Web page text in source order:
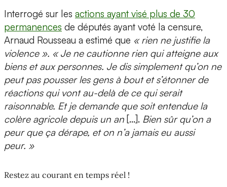
Interrogé sur les actions ayant visé plus de 30
permanences de députés ayant voté la censure,
Arnaud Rousseau a estimé que « rien ne justifie la
violence ». « Je ne cautionne rien qui atteigne aux
biens et aux personnes. Je dis simplement qu’on ne
peut pas pousser les gens à bout et s’étonner de
réactions qui vont au-delà de ce qui serait
raisonnable. Et je demande que soit entendue la
colère agricole depuis un an […]. Bien sûr qu’on a
peur que ça dérape, et on n’a jamais eu aussi
peur. »
Restez au courant en temps réel !